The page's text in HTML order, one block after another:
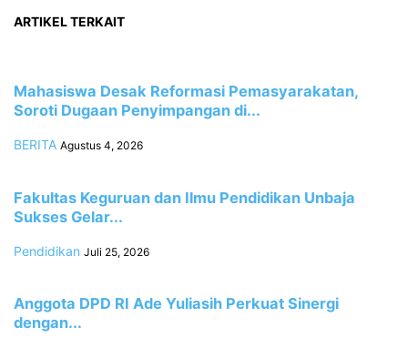
ARTIKEL TERKAIT
Mahasiswa Desak Reformasi Pemasyarakatan,
Soroti Dugaan Penyimpangan di...
BERITA Agustus 4, 2026
Fakultas Keguruan dan Ilmu Pendidikan Unbaja
Sukses Gelar...
Pendidikan Juli 25, 2026
Anggota DPD RI Ade Yuliasih Perkuat Sinergi
dengan...